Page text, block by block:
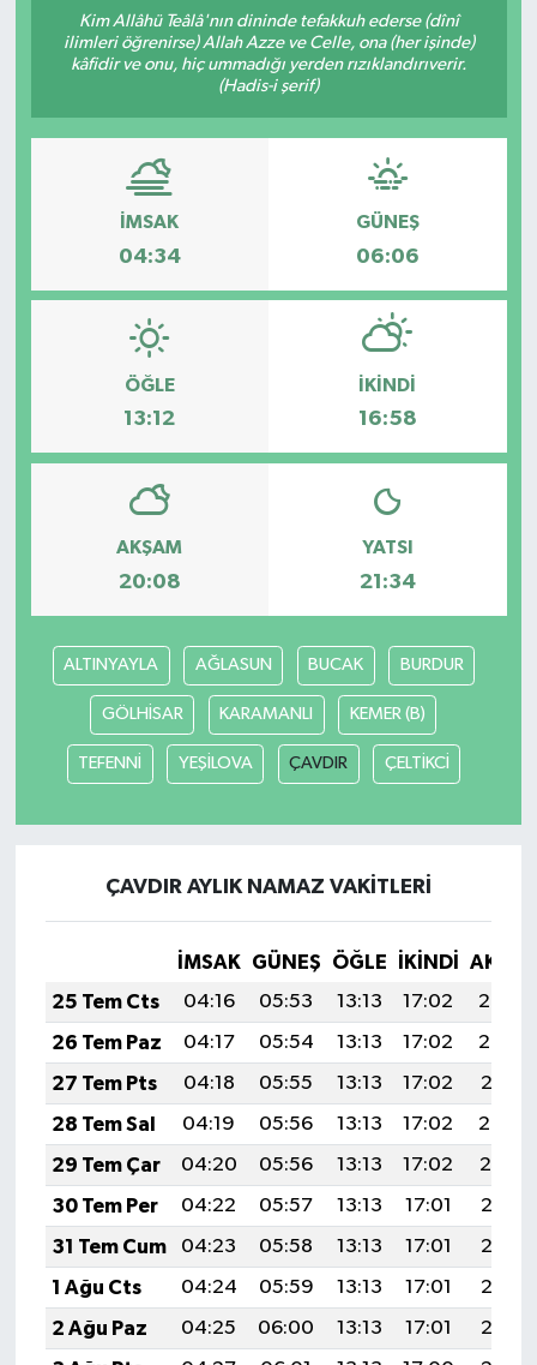
Kim Allâhü Teâlâ'nın dininde tefakkuh ederse (dînî
ilimleri öğrenirse) Allah Azze ve Celle, ona (her işinde)
kâfidir ve onu, hiç ummadığı yerden rızıklandırıverir.
(Hadis-i şerif)
İMSAK
04:34
GÜNEŞ
06:06
ÖĞLE
13:12
İKINDI
16:58
AKŞAM
20:08
YATSI
21:34
ALTINYAYLA AĞLASUN BUCAK BURDUR
GÖLHİSAR KARAMANLI KEMER (B)
TEFENNİ YEŞİLOVA ÇAVDIR ÇELTİKCİ
ÇAVDIR AYLIK NAMAZ VAKITLERI
İMSAK GÜNEŞ ÖĞLE İKINDI
25 Tem Cts
04:16 05:53 13:13 17:02
20:22
26 Tem Paz
04:17 05:54 13:13 17:02
20:22
27 Tem Pts
04:18 05:55 13:13 17:02
20:21
28 Tem Sal
04:19 05:56 13:13 17:02
20:20
29 Tem Çar
04:20 05:56 13:13 17:02
20:19
30 Tem Per
04:22 05:57 13:13 17:01
20:18
31 Tem Cum
04:23 05:58 13:13 17:01
20:17
1 Ağu Cts
04:24 05:59 13:13 17:01
20:16
2 Ağu Paz
04:25 06:00 13:13 17:01
20:16